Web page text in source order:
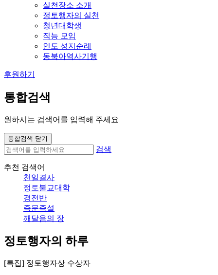
실천장소 소개
정토행자의 실천
청년대학생
직능 모임
인도 성지순례
동북아역사기행
후원하기
통합검색
원하시는 검색어를 입력해 주세요
통합검색 닫기
검색
추천 검색어
천일결사
정토불교대학
경전반
즉문즉설
깨달음의 장
정토행자의 하루
[특집] 정토행자상 수상자